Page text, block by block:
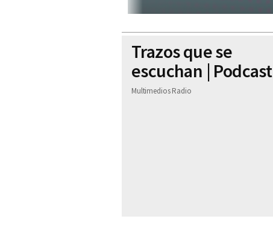
Trazos que se
escuchan | Podcast
Multimedios Radio